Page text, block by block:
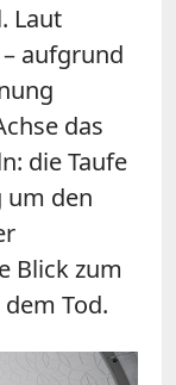
Laut
aufgrund
das
die Taufe
um den
Blick zum
Tod.